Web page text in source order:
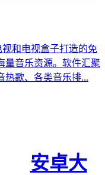
和电视盒子打造的免
量音乐资源。软件汇聚
热歌、各类音乐排...
安卓大